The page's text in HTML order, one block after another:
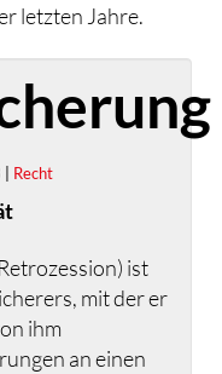
letzten Jahre.
Recht
ist
mit der er
ihm
an einen